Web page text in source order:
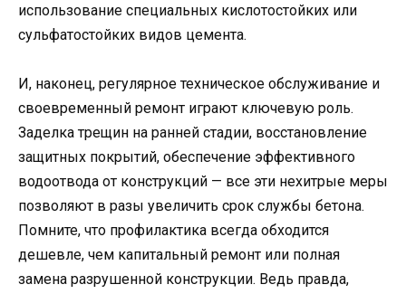
использование специальных кислотостойких или
сульфатостойких видов цемента.
И, наконец, регулярное техническое обслуживание и
своевременный ремонт играют ключевую роль.
Заделка трещин на ранней стадии, восстановление
защитных покрытий, обеспечение эффективного
водоотвода от конструкций — все эти нехитрые меры
позволяют в разы увеличить срок службы бетона.
Помните, что профилактика всегда обходится
дешевле, чем капитальный ремонт или полная
замена разрушенной конструкции. Ведь правда,